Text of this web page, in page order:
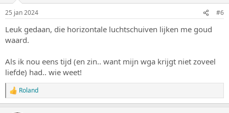
n
g
e
n
:
25 jan 2024 #6
Leuk gedaan, die horizontale luchtschuiven lijken me goud
waard.
Als ik nou eens tijd (en zin.. want mijn wga krijgt niet zoveel
liefde) had.. wie weet!
W
a
Roland